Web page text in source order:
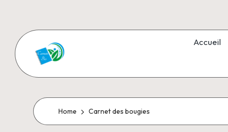
content
C
a
r
Cosmétiques
naturels
Accueil
Home Carnet des bougies